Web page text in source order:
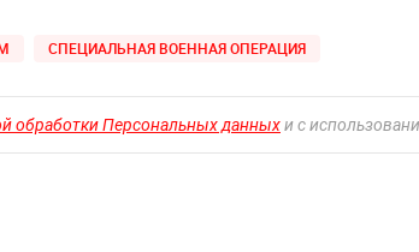
СПЕЦИАЛЬНАЯ ВОЕННАЯ ОПЕРАЦИЯ
обработки Персональных данныхи с